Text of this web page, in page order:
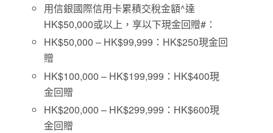
用信銀國際信用卡累積交稅金額^達
HK$50,000或以上，享以下現金回贈#：
HK$50,000 – HK$99,999：HK$250現金回
贈
HK$100,000 – HK$199,999：HK$400現
金回贈
HK$200,000 – HK$299,999：HK$600現
金回贈